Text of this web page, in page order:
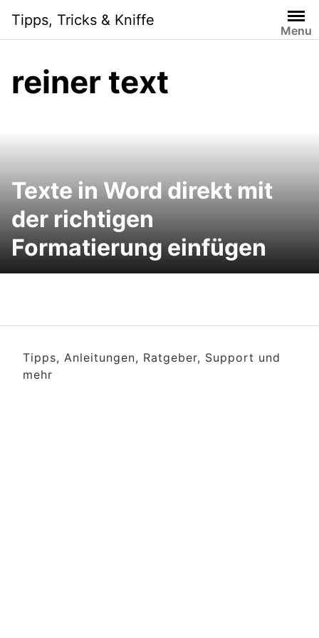
content
Tipps, Tricks & Kniffe
Menu
reiner text
Texte in Word direkt mit
der richtigen
Formatierung einfügen
Tipps, Anleitungen, Ratgeber, Support und
mehr